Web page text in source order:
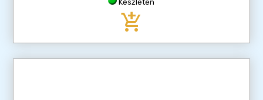
Készleten
add_shopping_cart